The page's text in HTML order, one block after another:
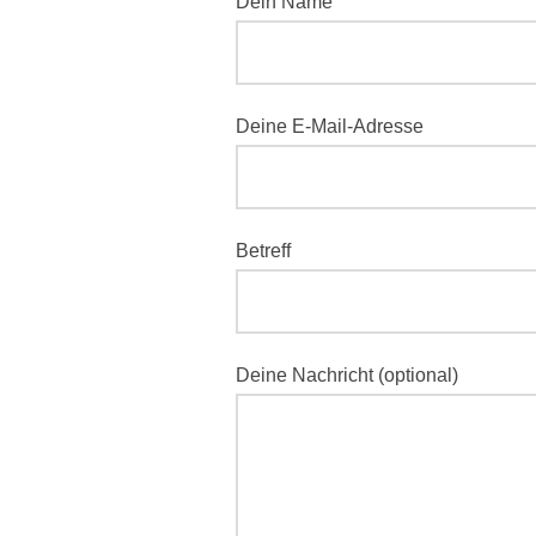
Deine E-Mail-Adresse
Betreff
Deine Nachricht (optional)